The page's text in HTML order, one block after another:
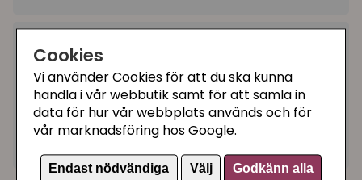
Cookies
Vi använder Cookies för att du ska kunna
handla i vår webbutik samt för att samla in
data för hur vår webbplats används och för
vår marknadsföring hos Google.
Endast nödvändiga Välj Godkänn alla
Kategorier:
Kattmatskålar med låg kant
Matskålar
Matskålar i keramik
73638